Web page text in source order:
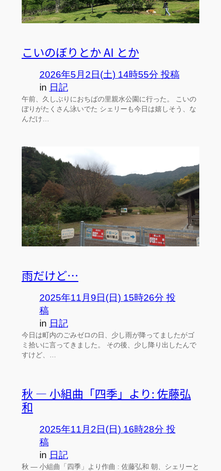
こいのぼりとか AI とか
2026年5月2日(土) 14時55分 投稿
in 日記
午前、久しぶりにおちばの里親水公園に行った。 こいの
ぼりがたくさん泳いでた シェリーも今日は嬉しそう、な
んだけ…
雨だけど…
2025年11月9日(日) 15時26分 投
稿
in 日記
今日は町内のごみゼロの日、少し雨が降ってましたがゴ
ミ拾いに言ってきました。 その後、少し降り出したんで
すけど、…
秋 ― 小組曲「四季」より: 佐藤弘
和
2025年11月2日(日) 16時28分 投
稿
in 日記
秋 ― 小組曲「四季」より作曲 : 佐藤弘和 朝、シェリーと